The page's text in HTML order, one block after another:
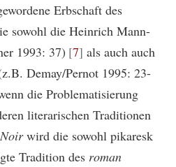
Erbschaft des
sowohl die Heinrich Mann-
1993: 37) 7 als auch auch
Demay/Pernot 1995: 23-
die Problematisierung
literarischen Traditionen
wird die sowohl pikaresk
Tradition des roman